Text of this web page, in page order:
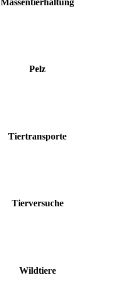
Pelz
Tiertransporte
Tierversuche
Wildtiere